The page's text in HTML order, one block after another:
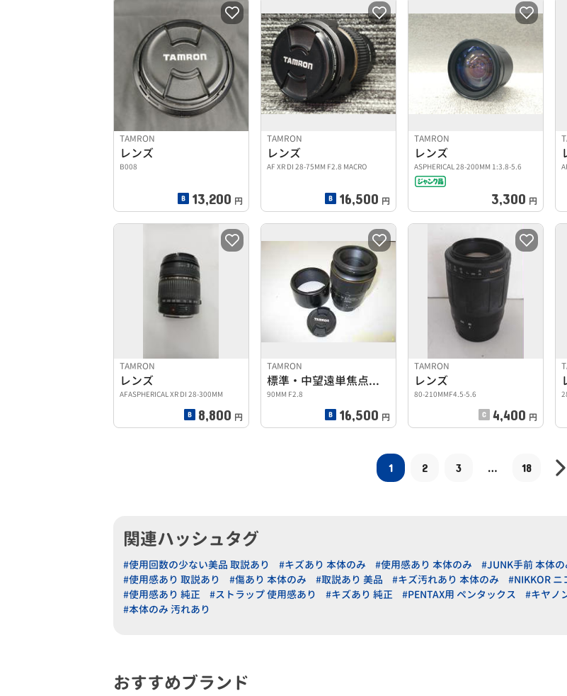
TAMRON
レンズ
B008
13,200 円
TAMRON
レンズ
AF XR DI 28-75MM F2.8 MACRO
16,500 円
TAMRON
レンズ
ASPHERICAL 28-200MM 1:3.8-5.6
3,300 円
TAMRON
レンズ
AFASPHERICAL XR DI 28-300MM
8,800 円
TAMRON
標準・中望遠単焦点レンズ
90MM F2.8
16,500 円
TAMRON
レンズ
80-210MMF4.5-5.6
4,400 円
1 2 3 … 18
関連ハッシュタグ
#使用回数の少ない美品 取説あり #キズあり 本体のみ #使用感あり 本体のみ #JUNK手前 本体の
#使用感あり 取説あり
#傷あり 本体のみ #取説あり 美品 #キズ汚れあり 本体のみ #NIKKOR ニ
#使用感あり 純正
#ストラップ 使用感あり #キズあり 純正 #PENTAX用 ペンタックス #キヤノ
#本体のみ 汚れあり
おすすめブランド